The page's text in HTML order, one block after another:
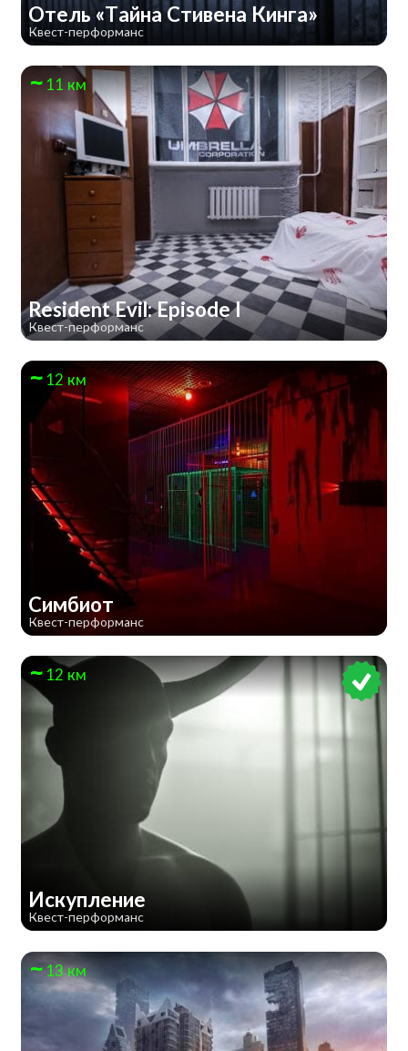
Отель «Тайна Стивена Кинга»
Квест-перформанс
11 км
Resident Evil: Episode I
Квест-перформанс
12 км
Симбиот
Квест-перформанс
12 км
Искупление
Квест-перформанс
13 км